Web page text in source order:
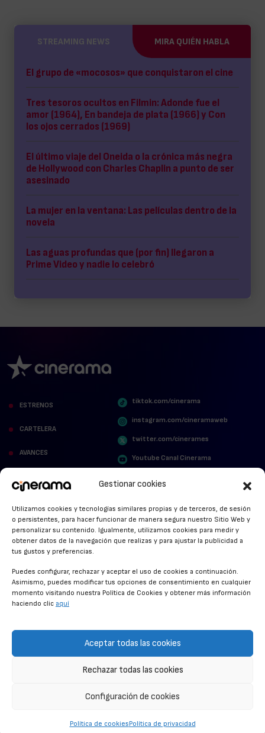
Gestionar cookies
Utilizamos cookies y tecnologías similares propias y de terceros, de sesión
o persistentes, para hacer funcionar de manera segura nuestro Sitio Web y
personalizar su contenido. Igualmente, utilizamos cookies para medir y
obtener datos de la navegación que realizas y para ajustar la publicidad a
tus gustos y preferencias.
Puedes configurar, rechazar y aceptar el uso de cookies a continuación.
Asimismo, puedes modificar tus opciones de consentimiento en cualquier
momento visitando nuestra Política de Cookies y obtener más información
haciendo clic aquí
Aceptar todas las cookies
Rechazar todas las cookies
Configuración de cookies
Política de cookiesPolítica de privacidad
STREAMING NEWS MIRA QUIÉN HABLA
El grupo de «mocosos» que conquistaron el cine
Tres tesoros ocultos en Filmin: Adonde fue el
amor (1964), En bandeja de plata (1966) y Con
los ojos cerrados (1969)
El último viaje del Oneida o la crónica más negra
de Hollywood con Charles Chaplin a punto de ser
asesinado
La mujer en la ventana: Las películas dentro de la
novela
Las aguas profundas que (por fin) llegaron a
Prime Video y nadie lo celebró
ESTRENOS
CARTELERA
AVANCES
STREAMING NEWS
ANUNCIOS DE CINE
tiktok.com/cinerama
instagram.com/cineramaweb
twitter.com/cinerames
Youtube Canal Cinerama
POLÍTICA DE COOKIES
© CINERAMA 2026